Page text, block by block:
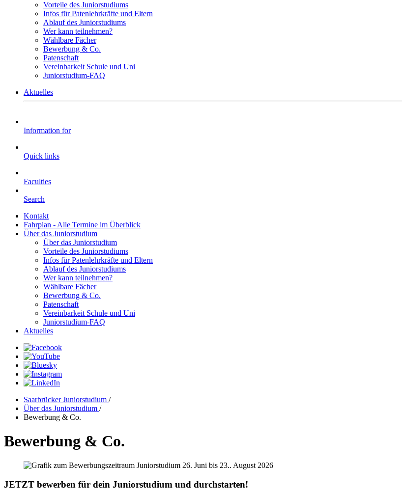
Vorteile des Juniorstudiums
Infos für Patenlehrkräfte und Eltern
Ablauf des Juniorstudiums
Wer kann teilnehmen?
Wählbare Fächer
Bewerbung & Co.
Patenschaft
Vereinbarkeit Schule und Uni
Juniorstudium-FAQ
Aktuelles
Information for
Quick links
Faculties
Search
Kontakt
Fahrplan - Alle Termine im Überblick
Über das Juniorstudium
Über das Juniorstudium
Vorteile des Juniorstudiums
Infos für Patenlehrkräfte und Eltern
Ablauf des Juniorstudiums
Wer kann teilnehmen?
Wählbare Fächer
Bewerbung & Co.
Patenschaft
Vereinbarkeit Schule und Uni
Juniorstudium-FAQ
Aktuelles
Saarbrücker Juniorstudium /
Über das Juniorstudium /
Bewerbung & Co.
Bewerbung & Co.
JETZT bewerben für dein Juniorstudium und durchstarten!